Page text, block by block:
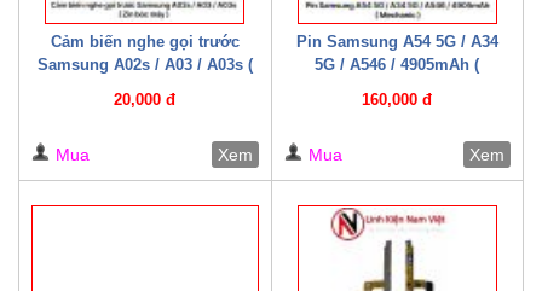
Cảm biến nghe gọi trước
Samsung A02s / A03 / A03s (
20,000 đ
Mua Xem
Pin Samsung A54 5G / A34
5G / A546 / 4905mAh (
160,000 đ
Mua Xem